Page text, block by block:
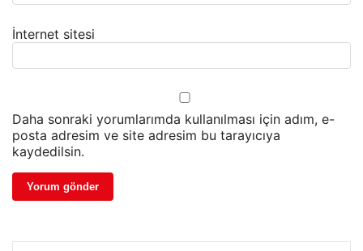
İnternet sitesi
Daha sonraki yorumlarımda kullanılması için adım, e-
posta adresim ve site adresim bu tarayıcıya
kaydedilsin.